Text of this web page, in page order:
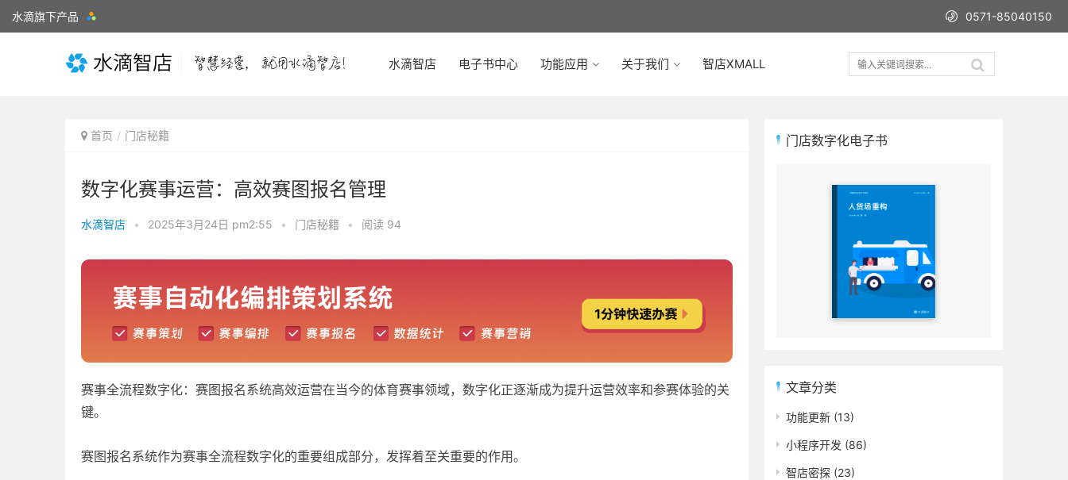
水滴旗下产品 0571-85040150
水滴智店 电子书中心 功能应用 关于我们 智店XMALL
首页 门店秘籍
数字化赛事运营：高效赛图报名管理
水滴智店 • 2025年3月24日 pm2:55 • 门店秘籍 • 阅读 94
赛事全流程数字化：赛图报名系统高效运营在当今的体育赛事领域，数字化正逐渐成为提升运营效率和参赛体验的关
键。
赛图报名系统作为赛事全流程数字化的重要组成部分，发挥着至关重要的作用。
门店数字化电子书
文章分类
功能更新 (13)
小程序开发 (86)
智店密探 (23)